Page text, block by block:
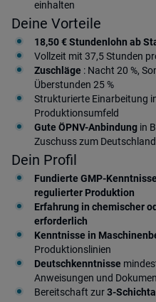
einhalten
Deine Vorteile
18,50 € Stundenlohn ab
Vollzeit mit 37,5 Stunden
Zuschläge : Nacht 20 %,
Überstunden 25 %
Strukturierte Einarbeitung
Produktionsumfeld
Gute ÖPNV-Anbindung in
Zuschuss zum
Dein Profil
Fundierte GMP-
regulierter Produktion
Erfahrung in chemischer
erforderlich
Kenntnisse in
Produktionslinien
Deutschkenntnisse
Anweisungen und
Bereitschaft zur3-